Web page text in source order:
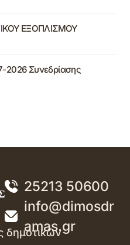
ΕΞΟΠΛΙΣΜΟΥ
2026 Συνεδρίασης
25213 50600
info@dimosdr
amas.gr
δημοτικών